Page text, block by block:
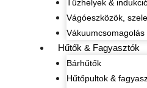
Tűzhelyek &
Vágóeszközök,
Vákuumcsomagolás
Hűtők & Fagyasztók
Bárhűtők
Hűtőpultok &